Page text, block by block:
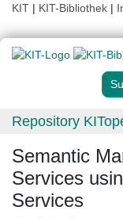
KIT | KIT-Bibliothek |
Repository
Semantic
Services
Services